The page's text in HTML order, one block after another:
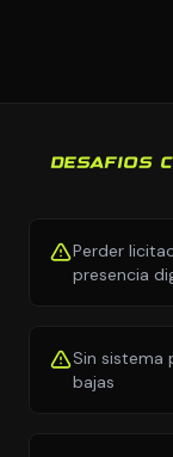
DESAFIOS
Perder
presencia
Sin sistema
bajas